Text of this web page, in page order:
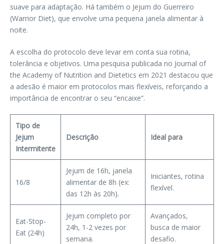
suave para adaptação. Há também o Jejum do Guerreiro
(Warrior Diet), que envolve uma pequena janela alimentar à
noite.
A escolha do protocolo deve levar em conta sua rotina,
tolerância e objetivos. Uma pesquisa publicada no Journal of
the Academy of Nutrition and Dietetics em 2021 destacou que
a adesão é maior em protocolos mais flexíveis, reforçando a
importância de encontrar o seu “encaixe”.
Tipo de
Jejum
Intermitente
Descrição Ideal para
16/8
Jejum de 16h, janela
alimentar de 8h (ex:
das 12h às 20h).
Iniciantes, rotina
flexível.
Eat-Stop-
Eat (24h)
Jejum completo por
24h, 1-2 vezes por
semana.
Avançados,
busca de maior
desafio.